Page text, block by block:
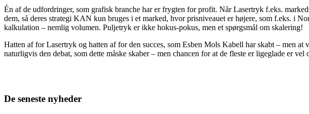
Én af de udfordringer, som grafisk branche har er frygten for profit. Når Lasertryk f.eks.
dem, så deres strategi KAN kun bruges i et marked, hvor prisniveauet er højere, som f.eks. i
kalkulation – nemlig volumen. Puljetryk er ikke hokus-pokus, men et spørgsmål om skalering!
Hatten af for Lasertryk og hatten af for den succes, som Esben Mols Kabell har skabt – men
naturligvis den debat, som dette måske skaber – men chancen for at de fleste er ligeglade er vel
De seneste nyheder